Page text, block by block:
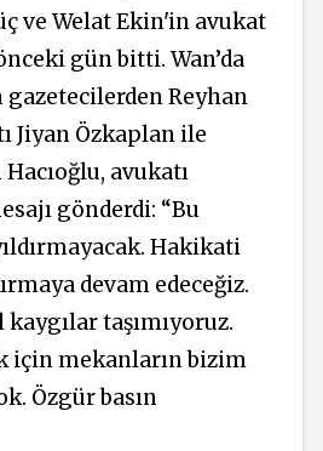
ve Welat Ekin'in avukat
gün bitti. Wan’da
gazetecilerden Reyhan
Jiyan Özkaplan ile
avukatı
gönderdi: “Bu
Hakikati
devam edeceğiz.
taşımıyoruz.
için mekanların bizim
Özgür basın